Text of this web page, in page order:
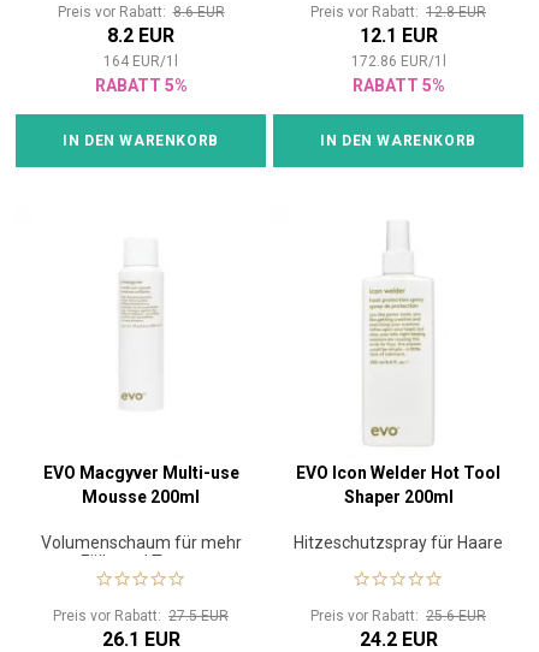
Preis vor Rabatt:8.6 EUR
8.2 EUR
164 EUR/1
RABATT 5%
IN DEN WARENKORB
Preis vor Rabatt: 12.8 EUR
12.1 EUR
172.86 EUR/1
RABATT 5%
IN DEN WARENKORB
EVO Macgyver Multi-use
Mousse 200ml
Volumenschaum für mehr
Fülle und Textur
Preis vor Rabatt: 27.5 EUR
26.1 EUR
EVO Icon Welder Hot Tool
Shaper 200ml
Hitzeschutzspray für Haare
Preis vor Rabatt: 25.6 EUR
24.2 EUR